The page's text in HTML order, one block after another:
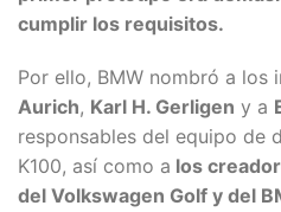
cumplir los requisitos.
Por ello, BMW nombró a los
Aurich, Karl H. Gerligen y a
responsables del equipo de
K100, así como a los
del Volkswagen Golf y del